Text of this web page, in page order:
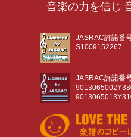
音楽の力を信じ
JASRAC許諾番
S1009152267
JASRAC許諾番